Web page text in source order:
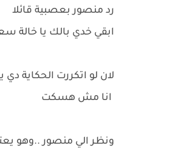
رد منصور بعصبية قائلا
ابقي خدي بالك يا خالة
لان لو اتكررت الحكاية دي
انا مش هسكت
ونظر الي منصور ..وهو